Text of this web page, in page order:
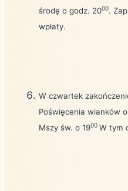
środę o godz. 2000.
wpłaty.
W czwartek
Poświęcenia wianków
Mszy św. o 1900 W tym